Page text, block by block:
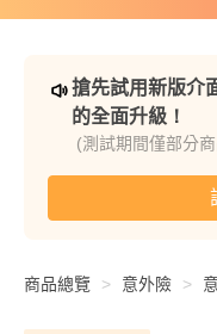
搶先試用新版介
的全面升級！
(測試期間僅部分
商品總覽 意外險